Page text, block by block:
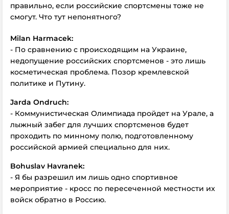
правильно, если российские спортсмены тоже не
смогут. Что тут непонятного?
Milan Harmacek:
- По сравнению с происходящим на Украине,
недопущение российских спортсменов - это лишь
косметическая проблема. Позор кремлевской
политике и Путину.
Jarda Ondruch:
- Коммунистическая Олимпиада пройдет на Урале, а
лыжный забег для лучших спортсменов будет
проходить по минному полю, подготовленному
российской армией специально для них.
Bohuslav Havranek:
- Я бы разрешил им лишь одно спортивное
мероприятие - кросс по пересеченной местности их
войск обратно в Россию.